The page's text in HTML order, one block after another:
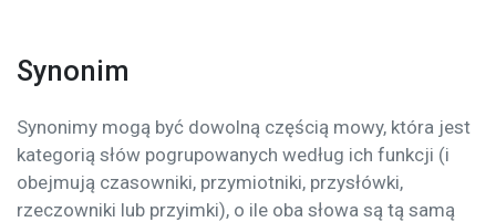
Synonim
Synonimy mogą być dowolną częścią mowy, która jest
kategorią słów pogrupowanych według ich funkcji (i
obejmują czasowniki, przymiotniki, przysłówki,
rzeczowniki lub przyimki), o ile oba słowa są tą samą